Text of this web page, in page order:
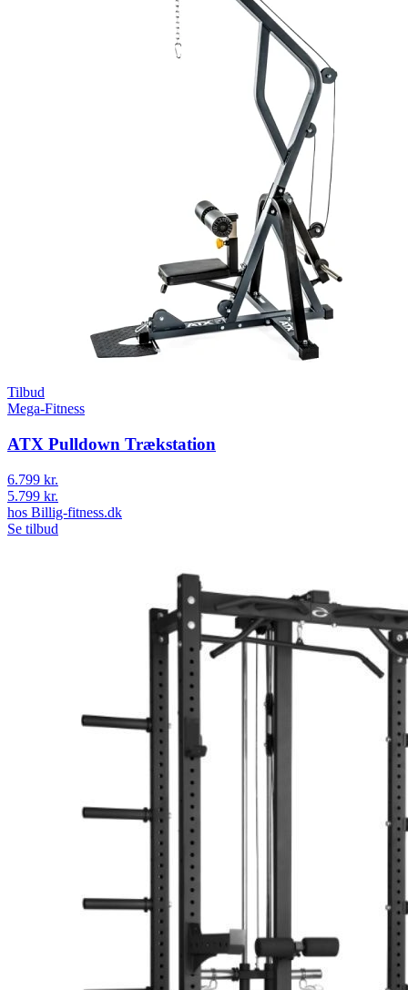
Tilbud
Mega-Fitness
ATX Pulldown Trækstation
6.799 kr.
5.799 kr.
hos Billig-fitness.dk
Se tilbud